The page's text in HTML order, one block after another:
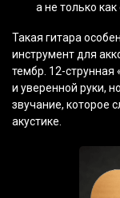
а не только
Такая гитара
инструмент для
тембр. 12-струнная
и уверенной руки,
звучание, которое
акустике.